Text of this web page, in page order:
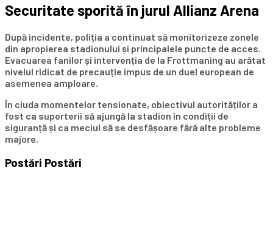
Securitate sporită în jurul Allianz Arena
După incidente, poliția a continuat să monitorizeze zonele
din apropierea stadionului și principalele puncte de acces.
Evacuarea fanilor și intervenția de la Frottmaning au arătat
nivelul ridicat de precauție impus de un duel european de
asemenea amploare.
În ciuda momentelor tensionate, obiectivul autorităților a
fost ca suporterii să ajungă la stadion în condiții de
siguranță și ca meciul să se desfășoare fără alte probleme
majore.
Postări Postări